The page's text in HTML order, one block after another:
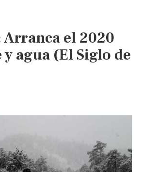
frío
(Día
a
el 2020
agua (El Siglo de